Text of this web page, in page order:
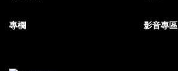
專欄 影音專區